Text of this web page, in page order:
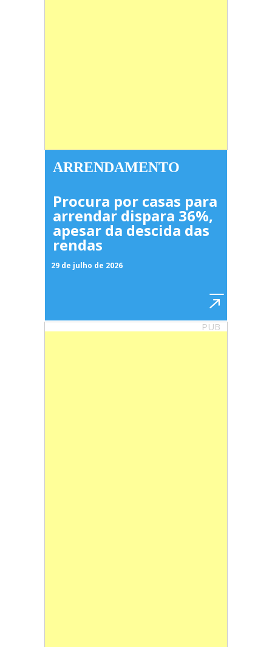
ARRENDAMENTO
Procura por casas para
arrendar dispara 36%,
apesar da descida das
rendas
29 de julho de 2026
PUB